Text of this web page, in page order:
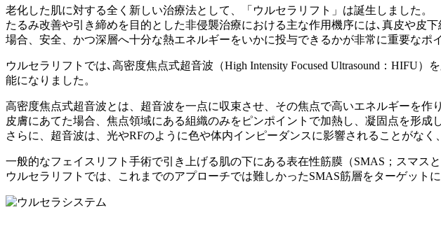
老化した肌に対する全く新しい治療法として、「ウルセラリフト」は誕生しました。
たるみ改善や引き締めを目的とした非侵襲治療における主な作用機序には､真皮や皮
場合、安全、かつ深層へ十分な熱エネルギーをいかに投与できるかが非常に重要なポ
ウルセラリフトでは､高密度焦点式超音波（High Intensity Focused Ultrasound：HIFU
能になりました。
高密度焦点式超音波とは、超音波を一点に収束させ、その焦点で高いエネルギーを作
皮膚にあてた場合、焦点領域にある組織のみをピンポイントで加熱し、凝固点を形
さらに、超音波は、光やRFのように色や体内インピーダンスに影響されることがな
一般的なフェイスリフト手術で引き上げる肌の下にある表在性筋膜（SMAS；スマス
ウルセラリフトでは、これまでのアプローチでは難しかったSMAS筋層をターゲット